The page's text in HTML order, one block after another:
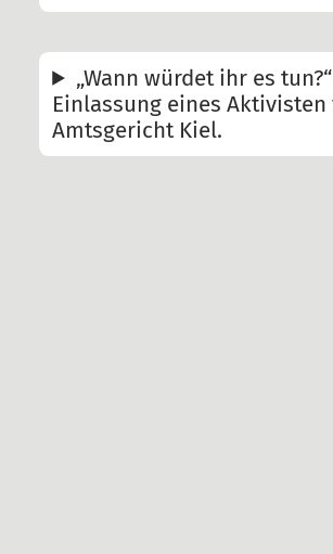
„Wann würdet ihr es
Einlassung eines Aktivisten
Amtsgericht Kiel.